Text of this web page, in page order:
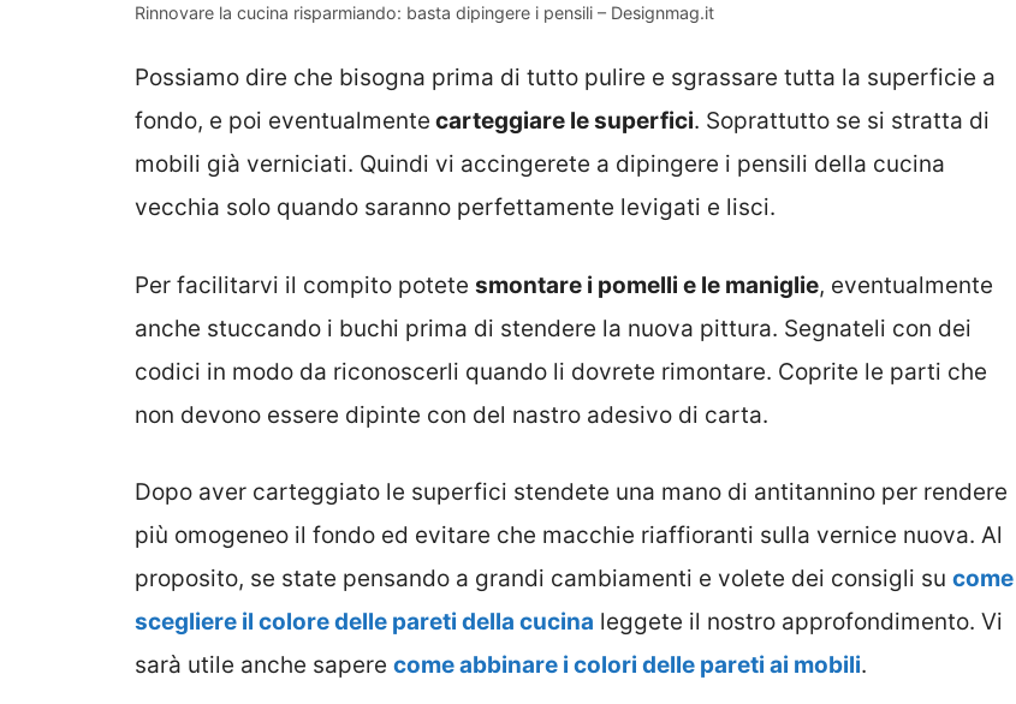
Rinnovare la cucina risparmiando: basta dipingere i pensili – Designmag.it
Possiamo dire che bisogna prima di tutto pulire e sgrassare tutta la superficie a
fondo, e poi eventualmente carteggiare le superfici. Soprattutto se si stratta di
mobili già verniciati. Quindi vi accingerete a dipingere i pensili della cucina
vecchia solo quando saranno perfettamente levigati e lisci.
Per facilitarvi il compito potete smontare i pomelli e le maniglie, eventualmente
anche stuccando i buchi prima di stendere la nuova pittura. Segnateli con dei
codici in modo da riconoscerli quando li dovrete rimontare. Coprite le parti che
non devono essere dipinte con del nastro adesivo di carta.
Dopo aver carteggiato le superfici stendete una mano di antitannino per rendere
più omogeneo il fondo ed evitare che macchie riaffioranti sulla vernice nuova. Al
proposito, se state pensando a grandi cambiamenti e volete dei consigli su come
scegliere il colore delle pareti della cucina leggete il nostro approfondimento. Vi
sarà utile anche sapere come abbinare i colori delle pareti ai mobili.